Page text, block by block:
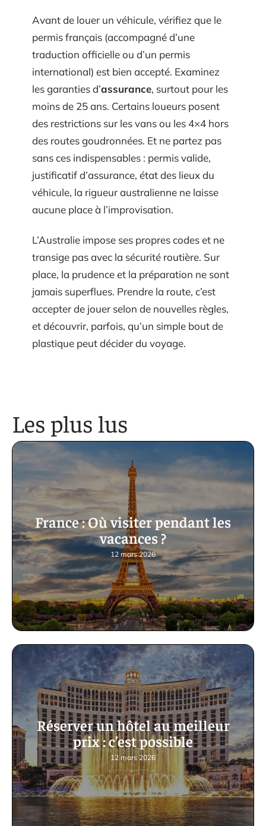
Avant de louer un véhicule, vérifiez que le
permis français (accompagné d’une
traduction officielle ou d’un permis
international) est bien accepté. Examinez
les garanties d’assurance, surtout pour les
moins de 25 ans. Certains loueurs posent
des restrictions sur les vans ou les 4×4 hors
des routes goudronnées. Et ne partez pas
sans ces indispensables : permis valide,
justificatif d’assurance, état des lieux du
véhicule, la rigueur australienne ne laisse
aucune place à l’improvisation.
L’Australie impose ses propres codes et ne
transige pas avec la sécurité routière. Sur
place, la prudence et la préparation ne sont
jamais superflues. Prendre la route, c’est
accepter de jouer selon de nouvelles règles,
et découvrir, parfois, qu’un simple bout de
plastique peut décider du voyage.
Les plus lus
France : Où visiter pendant les
vacances ?
12 mars 2026
Réserver un hôtel au meilleur
prix : c’est possible
12 mars 2026